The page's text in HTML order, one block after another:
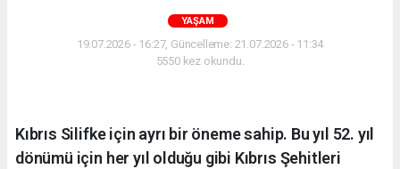
YAŞAM
19.07.2026 - 16:27, Güncelleme: 21.07.2026 - 11:34
5550 kez okundu.
Kıbrıs Silifke için ayrı bir öneme sahip. Bu yıl 52. yıl
dönümü için her yıl olduğu gibi Kıbrıs Şehitleri